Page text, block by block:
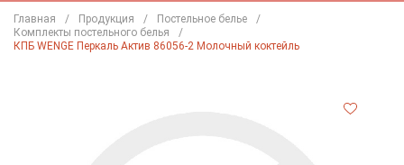
Главная Продукция
Постельное белье
Комплекты постельного белья
КПБ WENGE Перкаль Актив 86056-2 Молочный коктейль